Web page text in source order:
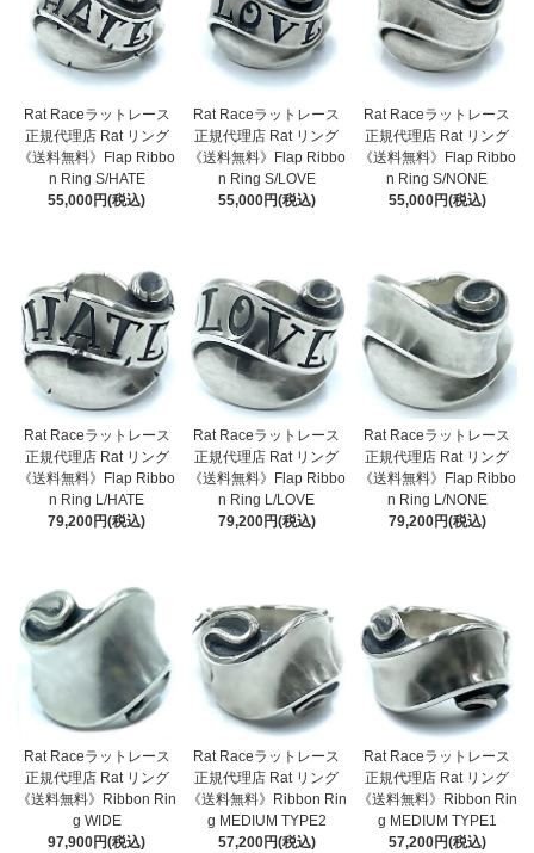
Rat Raceラットレース
正規代理店 Rat リング
《送料無料》Flap Ribbo
n Ring S/HATE
55,000円(税込)
Rat Raceラットレース
正規代理店 Rat リング
《送料無料》Flap Ribbo
n Ring S/LOVE
55,000円(税込)
Rat Raceラットレース
正規代理店 Rat リング
《送料無料》Flap Ribbo
n Ring S/NONE
55,000円(税込)
Rat Raceラットレース
正規代理店 Rat リング
《送料無料》Flap Ribbo
n Ring L/HATE
79,200円(税込)
Rat Raceラットレース
正規代理店 Rat リング
《送料無料》Flap Ribbo
n Ring L/LOVE
79,200円(税込)
Rat Raceラットレース
正規代理店 Rat リング
《送料無料》Flap Ribbo
n Ring L/NONE
79,200円(税込)
Rat Raceラットレース
正規代理店 Rat リング
《送料無料》Ribbon Rin
g WIDE
97,900円(税込)
Rat Raceラットレース
正規代理店 Rat リング
《送料無料》Ribbon Rin
g MEDIUM TYPE2
57,200円(税込)
Rat Raceラットレース
正規代理店 Rat リング
《送料無料》Ribbon Rin
g MEDIUM TYPE1
57,200円(税込)